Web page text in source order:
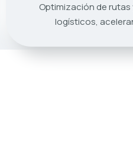
Optimización de
logísticos,